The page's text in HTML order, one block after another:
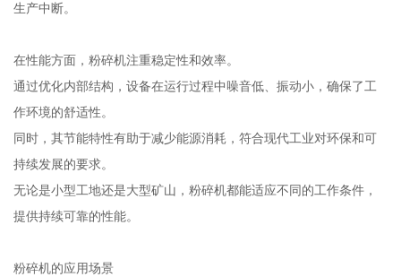
生产中断。
在性能方面，粉碎机注重稳定性和效率。
通过优化内部结构，设备在运行过程中噪音低、振动小，确保了工
作环境的舒适性。
同时，其节能特性有助于减少能源消耗，符合现代工业对环保和可
持续发展的要求。
无论是小型工地还是大型矿山，粉碎机都能适应不同的工作条件，
提供持续可靠的性能。
粉碎机的应用场景